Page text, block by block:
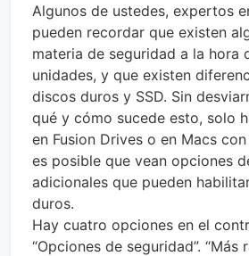
Algunos de ustedes, expertos
pueden recordar que existen
materia de seguridad a la hora
unidades, y que existen
discos duros y SSD. Sin
qué y cómo sucede esto, solo
en Fusion Drives o en Macs
es posible que vean opciones
adicionales que pueden
duros.
Hay cuatro opciones en el
“Opciones de seguridad”. “Más